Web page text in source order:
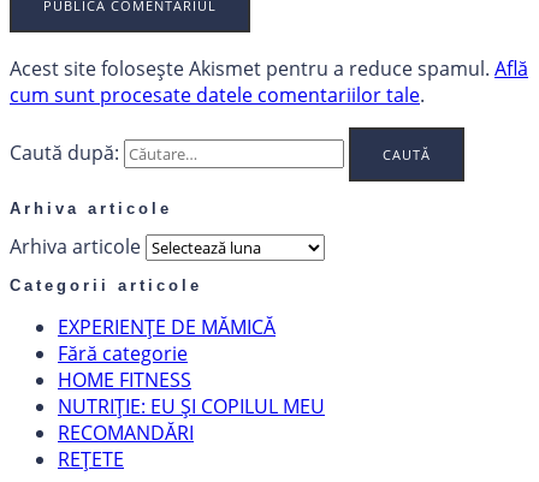
Acest site folosește Akismet pentru a reduce spamul. Află
cum sunt procesate datele comentariilor tale.
Caută după:
Arhiva articole
Arhiva articole
Categorii articole
EXPERIENȚE DE MĂMICĂ
Fără categorie
HOME FITNESS
NUTRIȚIE: EU ȘI COPILUL MEU
RECOMANDĂRI
REȚETE